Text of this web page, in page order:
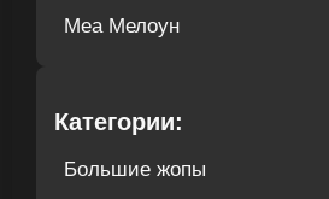
Меа Мелоун
Категории:
Большие жопы